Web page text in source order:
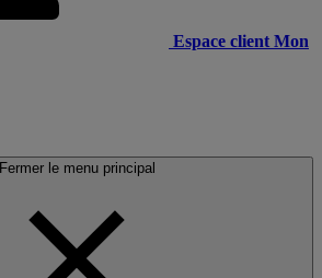
Espace client Mon
Fermer le menu principal